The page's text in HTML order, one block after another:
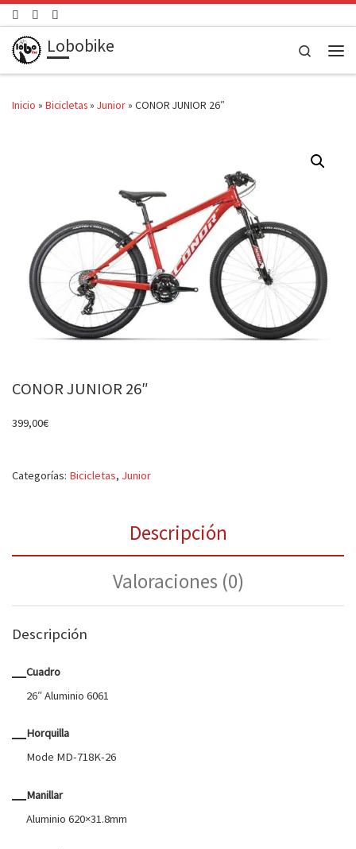
Saltar al contenido
Lobobike
Search
Inicio » Bicicletas» Junior» CONOR JUNIOR 26″
CONOR JUNIOR 26″
399,00€
Categorías: Bicicletas, Junior
Descripción
Valoraciones (0)
Descripción
Cuadro
26″ Aluminio 6061
Horquilla
Mode MD-718K-26
Manillar
Aluminio 620×31.8mm